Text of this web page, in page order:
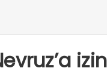
izin